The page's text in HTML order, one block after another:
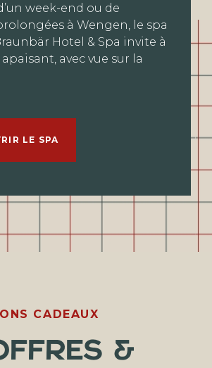
week-end ou de
à Wengen, le spa
Hotel & Spa invite à
avec vue sur la
LE SPA
CADEAUX
&